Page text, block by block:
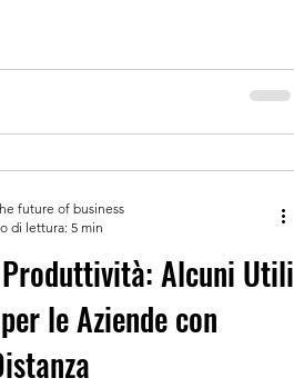
Alcuni Utili
le Aziende con
future of business
di lettura: 5 min